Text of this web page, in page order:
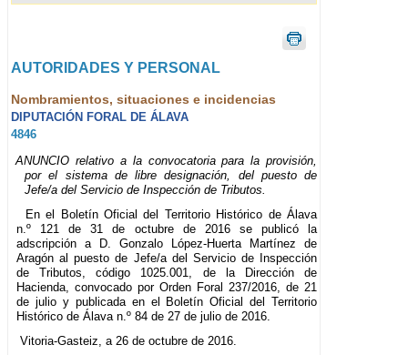
AUTORIDADES Y PERSONAL
Nombramientos, situaciones e incidencias
DIPUTACIÓN FORAL DE ÁLAVA
4846
ANUNCIO relativo a la convocatoria para la provisión,
por el sistema de libre designación, del puesto de
Jefe/a del Servicio de Inspección de Tributos.
En el Boletín Oficial del Territorio Histórico de Álava
n.º 121 de 31 de octubre de 2016 se publicó la
adscripción a D. Gonzalo López-Huerta Martínez de
Aragón al puesto de Jefe/a del Servicio de Inspección
de Tributos, código 1025.001, de la Dirección de
Hacienda, convocado por Orden Foral 237/2016, de 21
de julio y publicada en el Boletín Oficial del Territorio
Histórico de Álava n.º 84 de 27 de julio de 2016.
Vitoria-Gasteiz, a 26 de octubre de 2016.